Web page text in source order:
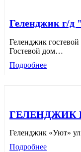
Геленджик г/д
Геленджик
Гостевой дом…
Подробнее
ГЕЛЕНДЖИК
Геленджик «Уют»
Подробнее